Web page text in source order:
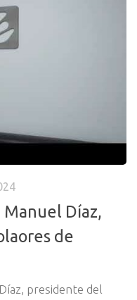
Manuel Díaz,
de
presidente del